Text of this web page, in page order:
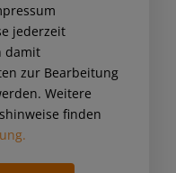
jederzeit
damit
zur Bearbeitung
Weitere
finden